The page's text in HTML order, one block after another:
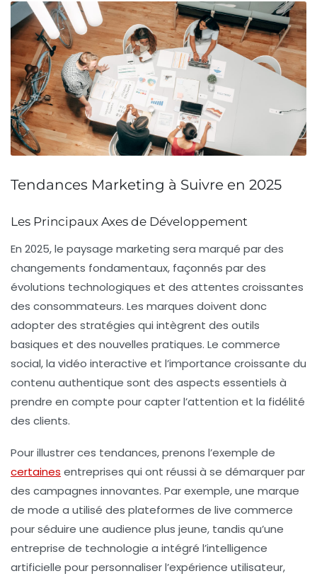
Tendances Marketing à Suivre en 2025
Les Principaux Axes de Développement
En 2025, le paysage marketing sera marqué par des
changements fondamentaux, façonnés par des
évolutions technologiques et des attentes croissantes
des consommateurs. Les marques doivent donc
adopter des stratégies qui intègrent des outils
basiques et des nouvelles pratiques. Le commerce
social, la vidéo interactive et l’importance croissante du
contenu authentique sont des aspects essentiels à
prendre en compte pour capter l’attention et la fidélité
des clients.
Pour illustrer ces tendances, prenons l’exemple de
certaines entreprises qui ont réussi à se démarquer par
des campagnes innovantes. Par exemple, une marque
de mode a utilisé des plateformes de live commerce
pour séduire une audience plus jeune, tandis qu’une
entreprise de technologie a intégré l’intelligence
artificielle pour personnaliser l’expérience utilisateur,